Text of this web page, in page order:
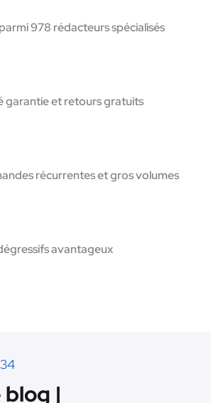
978 rédacteurs spécialisés
garantie et retours gratuits
récurrentes et gros volumes
avantageux
|